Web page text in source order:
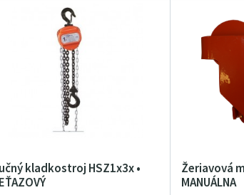
kladkostroj HSZ1x3x •
Žeriavová
MANUÁLNA